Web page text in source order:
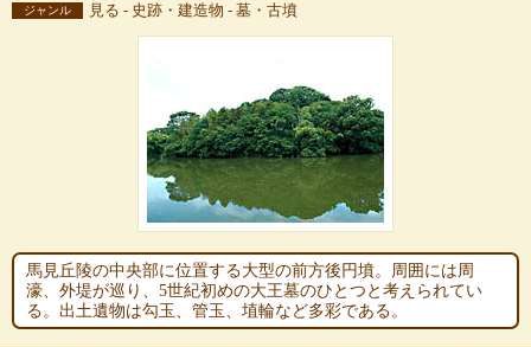
ジャンル 見る - 史跡・建造物 - 墓・古墳
馬見丘陵の中央部に位置する大型の前方後円墳。周囲には周
濠、外堤が巡り、5世紀初めの大王墓のひとつと考えられてい
る。出土遺物は勾玉、管玉、埴輪など多彩である。